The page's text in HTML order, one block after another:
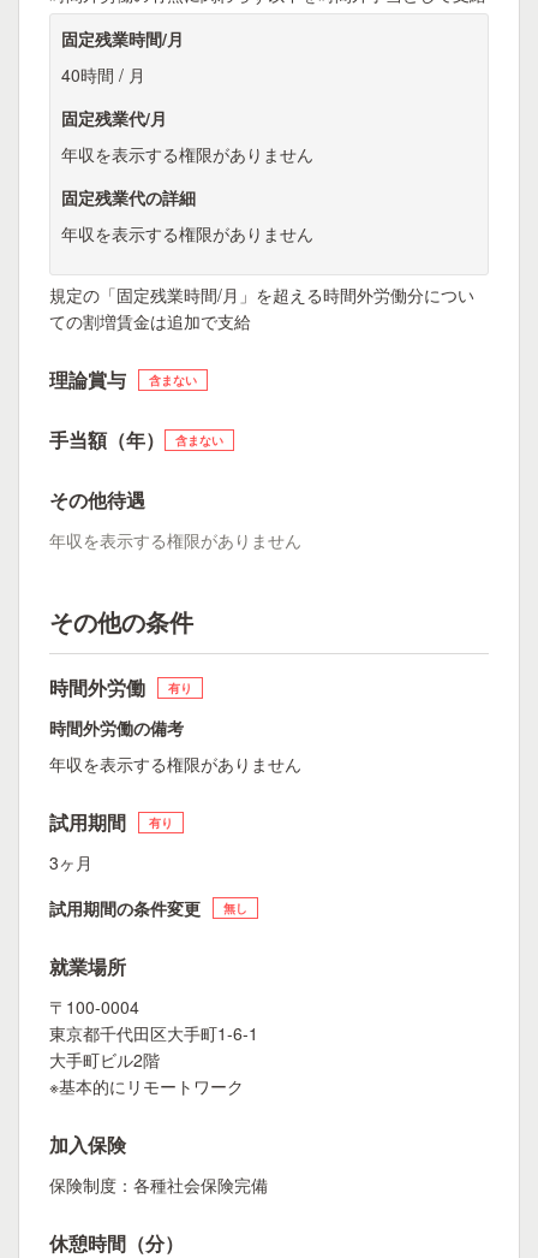
固定残業時間/月
40時間 / 月
固定残業代/月
年収を表示する権限がありません
固定残業代の詳細
年収を表示する権限がありません
規定の「固定残業時間/月」を超える時間外労働分につい
ての割増賃金は追加で支給
理論賞与 含まない
手当額（年） 含まない
その他待遇
年収を表示する権限がありません
その他の条件
時間外労働 有り
時間外労働の備考
年収を表示する権限がありません
試用期間 有り
3ヶ月
試用期間の条件変更
無し
就業場所
〒100-0004
東京都千代田区大手町1-6-1
大手町ビル2階
※基本的にリモートワーク
加入保険
保険制度：各種社会保険完備
休憩時間（分）